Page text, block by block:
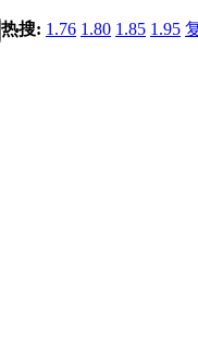
热搜: 1.76 1.80 1.85 1.95